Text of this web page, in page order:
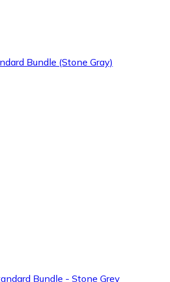
Bundle (Stone Gray)
Bundle - Stone Grey